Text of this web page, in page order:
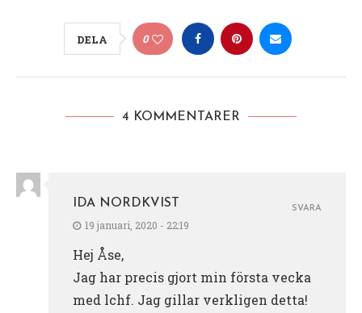
DELA 0
4 KOMMENTARER
IDA NORDKVIST
19 januari, 2020 - 22:19
Hej Åse,
Jag har precis gjort min första vecka
med lchf. Jag gillar verkligen detta!
SVARA